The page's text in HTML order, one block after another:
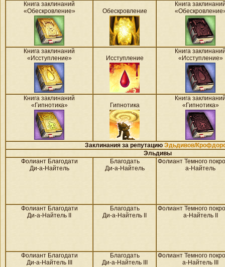
Книга заклинаний
«Обескровление»
Обескровление
Книга
Книга заклинаний
«Исступление»
Исступление
Книга
«Исступление»
Книга заклинаний
«Гипнотика»
Гипнотика
Книга
«Гипнотика»
Заклинания за репутацию Эдьдивов/
Эльдивы
Фолиант Благодати
Ди-а-Найтель
Благодать
Ди-а-Найтель
Фолиант Темного
а-Найтель
Фолиант Благодати
Ди-а-Найтель II
Благодать
Ди-а-Найтель II
Фолиант Темного
а-Найтель II
Фолиант Благодати
Ди-а-Найтель III
Благодать
Ди-а-Найтель III
Фолиант Темного
а-Найтель III